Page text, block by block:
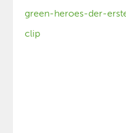
green-heroes-der-
clip